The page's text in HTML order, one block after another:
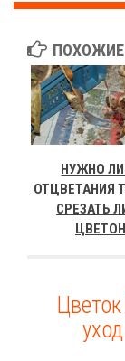
НУЖНО
ОТЦВЕТАНИЯ
СРЕЗАТЬ